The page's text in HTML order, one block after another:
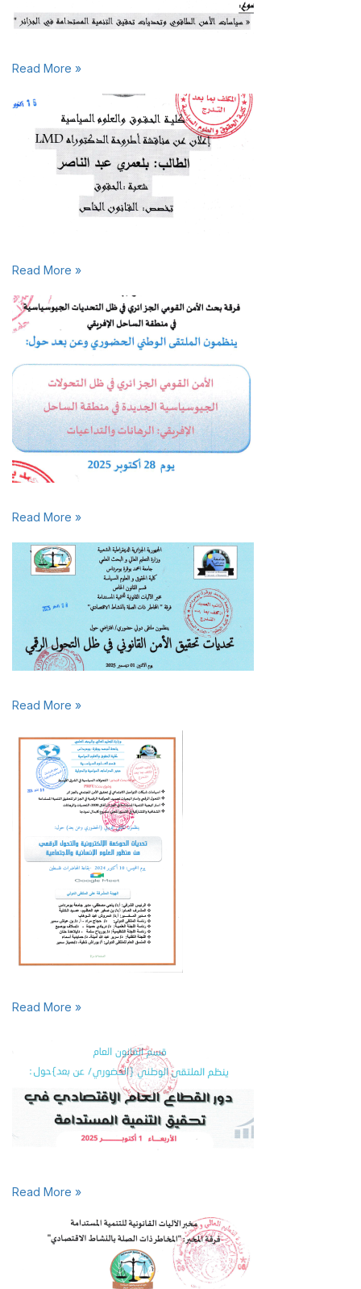
Read More »
Read More »
Read More »
Read More »
Read More »
Read More »